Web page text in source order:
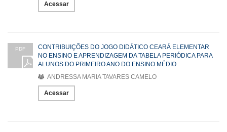
Acessar
PDF
CONTRIBUIÇÕES DO JOGO DIDÁTICO CEARÁ ELEMENTAR
NO ENSINO E APRENDIZAGEM DA TABELA PERIÓDICA PARA
ALUNOS DO PRIMEIRO ANO DO ENSINO MÉDIO
ANDRESSA MARIA TAVARES CAMELO
Acessar